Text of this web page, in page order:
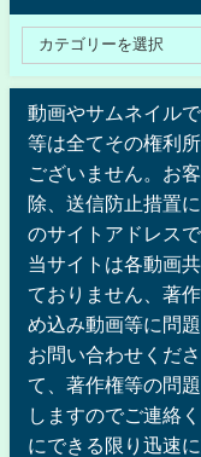
動画やサムネイル
等は全てその権利
ございません。お
除、送信防止措置
のサイトアドレス
当サイトは各動画
ておりません、著
め込み動画等に問
お問い合わせくだ
て、著作権等の問
しますのでご連絡
にできる限り迅速